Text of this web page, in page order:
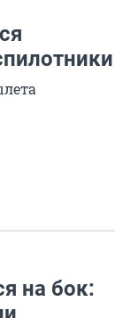
на бок: